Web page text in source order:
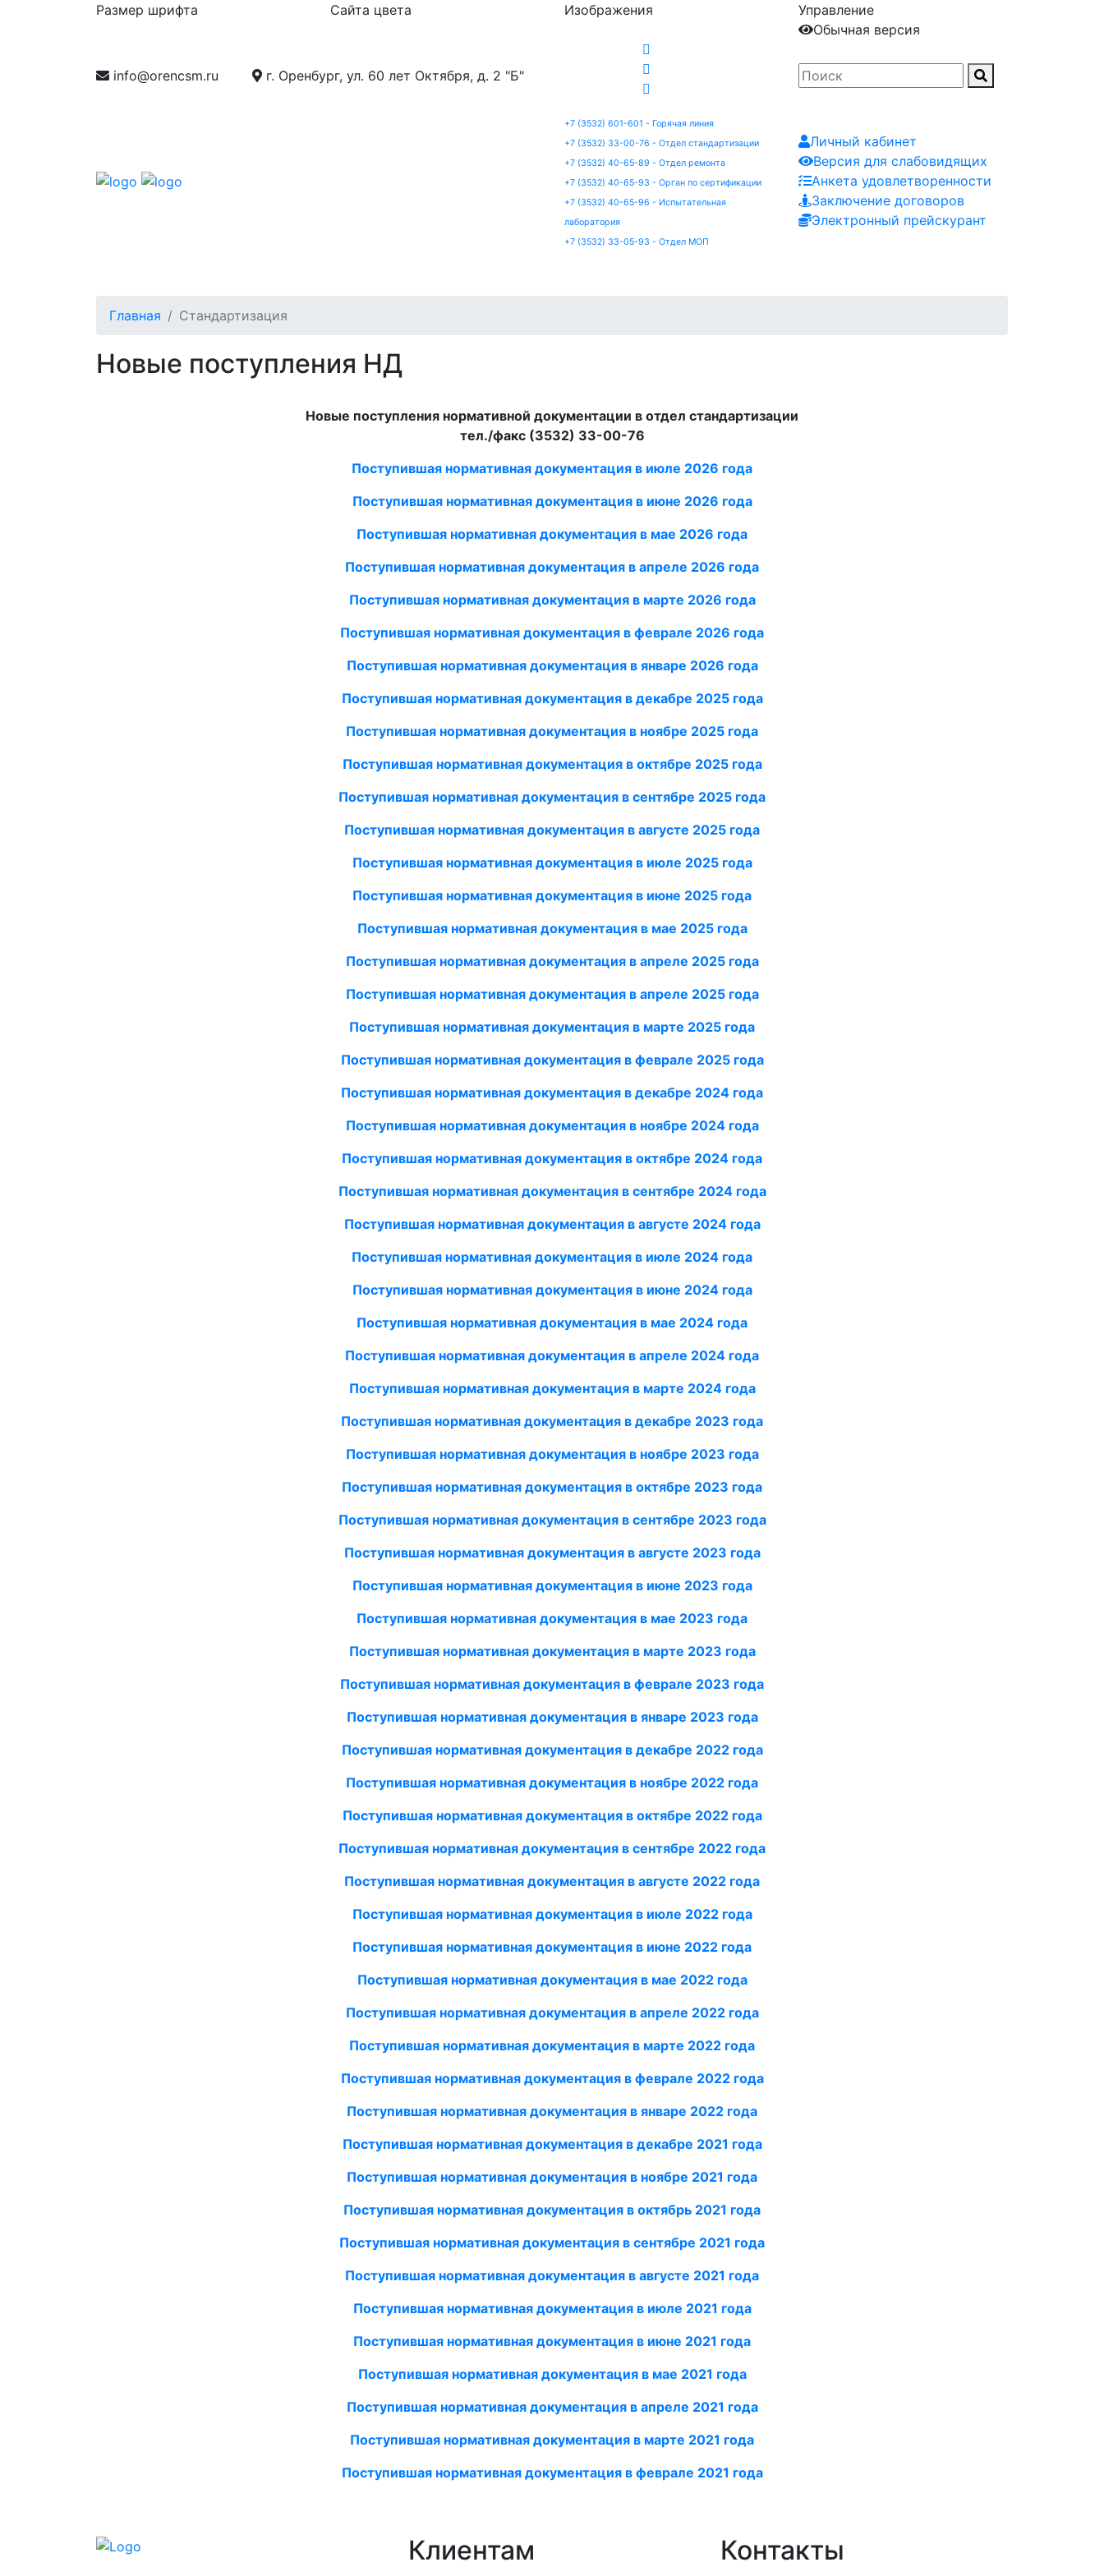
Размер шрифта Сайта цвета Изображения
Управление
Обычная версия
info@orencsm.ru г. Оренбург, ул. 60 лет Октября, д. 2 "Б"
+7 (3532) 601-601 - Горячая линия
+7 (3532) 33-00-76 - Отдел стандартизации
+7 (3532) 40-65-89 - Отдел ремонта
+7 (3532) 40-65-93 - Орган по сертификации
+7 (3532) 40-65-96 - Испытательная
лаборатория
+7 (3532) 33-05-93 - Отдел МОП
Личный кабинет
Версия для слабовидящих
Анкета удовлетворенности
Заключение договоров
Электронный прейскурант
Главная Стандартизация
Новые поступления НД
Новые поступления нормативной документации в отдел стандартизации
тел./факс (3532) 33-00-76
Поступившая нормативная документация в июле 2026 года
Поступившая нормативная документация в июне 2026 года
Поступившая нормативная документация в мае 2026 года
Поступившая нормативная документация в апреле 2026 года
Поступившая нормативная документация в марте 2026 года
Поступившая нормативная документация в феврале 2026 года
Поступившая нормативная документация в январе 2026 года
Поступившая нормативная документация в декабре 2025 года
Поступившая нормативная документация в ноябре 2025 года
Поступившая нормативная документация в октябре 2025 года
Поступившая нормативная документация в сентябре 2025 года
Поступившая нормативная документация в августе 2025 года
Поступившая нормативная документация в июле 2025 года
Поступившая нормативная документация в июне 2025 года
Поступившая нормативная документация в мае 2025 года
Поступившая нормативная документация в апреле 2025 года
Поступившая нормативная документация в апреле 2025 года
Поступившая нормативная документация в марте 2025 года
Поступившая нормативная документация в феврале 2025 года
Поступившая нормативная документация в декабре 2024 года
Поступившая нормативная документация в ноябре 2024 года
Поступившая нормативная документация в октябре 2024 года
Поступившая нормативная документация в сентябре 2024 года
Поступившая нормативная документация в августе 2024 года
Поступившая нормативная документация в июле 2024 года
Поступившая нормативная документация в июне 2024 года
Поступившая нормативная документация в мае 2024 года
Поступившая нормативная документация в апреле 2024 года
Поступившая нормативная документация в марте 2024 года
Поступившая нормативная документация в декабре 2023 года
Поступившая нормативная документация в ноябре 2023 года
Поступившая нормативная документация в октябре 2023 года
Поступившая нормативная документация в сентябре 2023 года
Поступившая нормативная документация в августе 2023 года
Поступившая нормативная документация в июне 2023 года
Поступившая нормативная документация в мае 2023 года
Поступившая нормативная документация в марте 2023 года
Поступившая нормативная документация в феврале 2023 года
Поступившая нормативная документация в январе 2023 года
Поступившая нормативная документация в декабре 2022 года
Поступившая нормативная документация в ноябре 2022 года
Поступившая нормативная документация в октябре 2022 года
Поступившая нормативная документация в сентябре 2022 года
Поступившая нормативная документация в августе 2022 года
Поступившая нормативная документация в июле 2022 года
Поступившая нормативная документация в июне 2022 года
Поступившая нормативная документация в мае 2022 года
Поступившая нормативная документация в апреле 2022 года
Поступившая нормативная документация в марте 2022 года
Поступившая нормативная документация в феврале 2022 года
Поступившая нормативная документация в январе 2022 года
Поступившая нормативная документация в декабре 2021 года
Поступившая нормативная документация в ноябре 2021 года
Поступившая нормативная документация в октябрь 2021 года
Поступившая нормативная документация в сентябре 2021 года
Поступившая нормативная документация в августе 2021 года
Поступившая нормативная документация в июле 2021 года
Поступившая нормативная документация в июне 2021 года
Поступившая нормативная документация в мае 2021 года
Поступившая нормативная документация в апреле 2021 года
Поступившая нормативная документация в марте 2021 года
Поступившая нормативная документация в феврале 2021 года
Клиентам Контакты